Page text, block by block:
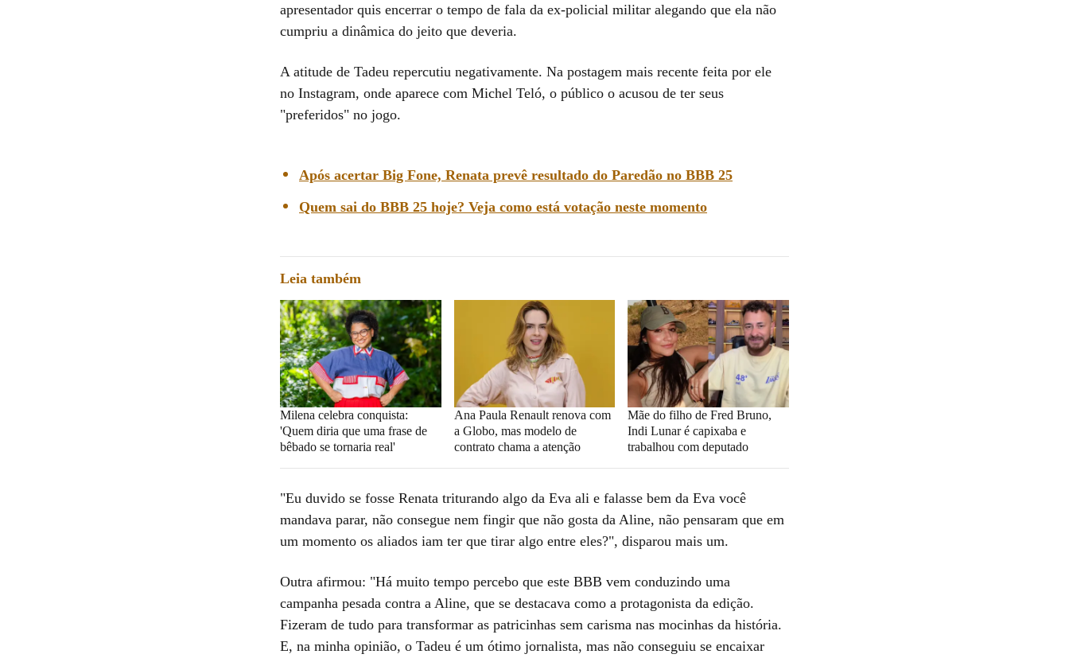
apresentador quis encerrar o tempo de fala da ex-policial militar alegando que ela não
cumpriu a dinâmica do jeito que deveria.
A atitude de Tadeu repercutiu negativamente. Na postagem mais recente feita por ele
no Instagram, onde aparece com Michel Teló, o público o acusou de ter seus
"preferidos" no jogo.
Após acertar Big Fone, Renata prevê resultado do Paredão no BBB 25
Quem sai do BBB 25 hoje? Veja como está votação neste momento
Leia também
Milena celebra conquista:
'Quem diria que uma frase de
bêbado se tornaria real'
Ana Paula Renault renova com
a Globo, mas modelo de
contrato chama a atenção
Mãe do filho de Fred Bruno,
Indi Lunar é capixaba e
trabalhou com deputado
"Eu duvido se fosse Renata triturando algo da Eva ali e falasse bem da Eva você
mandava parar, não consegue nem fingir que não gosta da Aline, não pensaram que em
um momento os aliados iam ter que tirar algo entre eles?", disparou mais um.
Outra afirmou: "Há muito tempo percebo que este BBB vem conduzindo uma
campanha pesada contra a Aline, que se destacava como a protagonista da edição.
Fizeram de tudo para transformar as patricinhas sem carisma nas mocinhas da história.
E, na minha opinião, o Tadeu é um ótimo jornalista, mas não conseguiu se encaixar